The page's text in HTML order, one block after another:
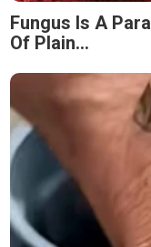
Fungus Is A
Of Plain...